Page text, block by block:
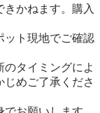
きかねます。購入
ット現地でご確認
のタイミングによ
じめご了承くださ